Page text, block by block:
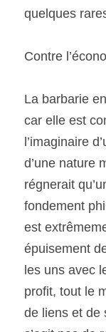
quelques
Contre
La barbarie
car elle est
l’imaginaire
d’une nature
régnerait
fondement
est
épuisement
les uns avec
profit, tout le
de liens et de